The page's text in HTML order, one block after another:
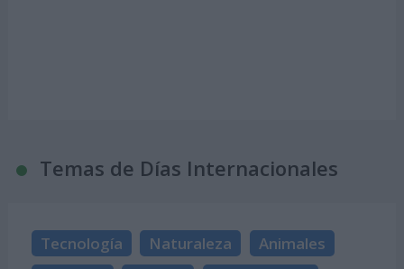
Temas de Días Internacionales
Tecnología Naturaleza
Animales